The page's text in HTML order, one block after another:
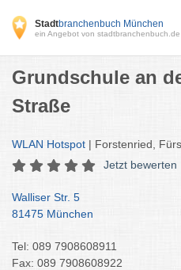
Stadtbranchenbuch München
ein Angebot von stadtbranchenbuch.de
Grundschule an
Straße
WLAN Hotspot | Forstenried,
Jetzt bewerten
Walliser Str. 5
81475 München
Tel: 089 7908608911
Fax: 089 7908608922